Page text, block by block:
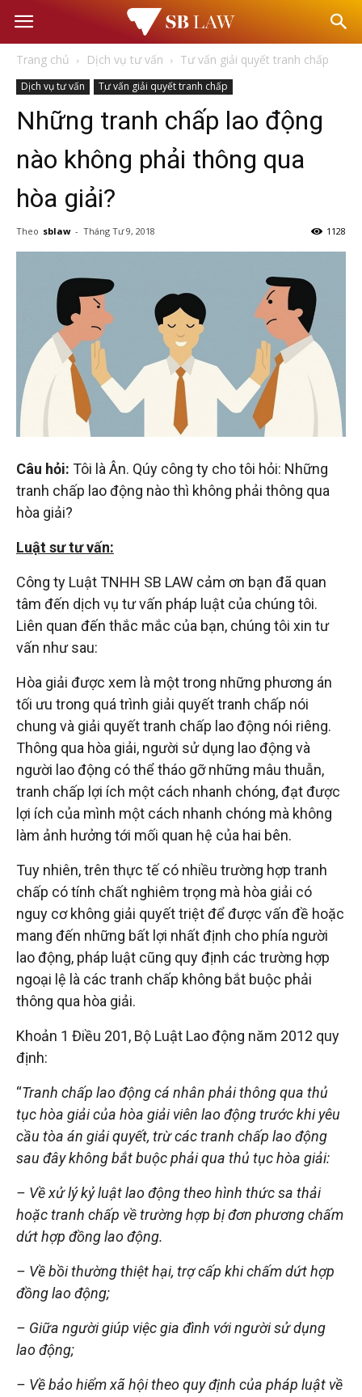
Văn
Luật
Đại
diện
hữu
Trang chủ Dịch vụ tư vấn Tư vấn giải quyết tranh chấp
Dịch vụ tư vấn Tư vấn giải quyết tranh chấp
Những tranh chấp lao động
nào không phải thông qua
hòa giải?
Theo sblaw - Tháng Tư 9, 2018 1128
Câu hỏi: Tôi là Ân. Qúy công ty cho tôi hỏi: Những
tranh chấp lao động nào thì không phải thông qua
hòa giải?
Luật sư tư vấn:
Công ty Luật TNHH SB LAW cảm ơn bạn đã quan
tâm đến dịch vụ tư vấn pháp luật của chúng tôi.
Liên quan đến thắc mắc của bạn, chúng tôi xin tư
vấn như sau:
Hòa giải được xem là một trong những phương án
tối ưu trong quá trình giải quyết tranh chấp nói
chung và giải quyết tranh chấp lao động nói riêng.
Thông qua hòa giải, người sử dụng lao động và
người lao động có thể tháo gỡ những mâu thuẫn,
tranh chấp lợi ích một cách nhanh chóng, đạt được
lợi ích của mình một cách nhanh chóng mà không
làm ảnh hưởng tới mối quan hệ của hai bên.
Tuy nhiên, trên thực tế có nhiều trường hợp tranh
chấp có tính chất nghiêm trọng mà hòa giải có
nguy cơ không giải quyết triệt để được vấn đề hoặc
mang đến những bất lợi nhất định cho phía người
lao động, pháp luật cũng quy định các trường hợp
ngoại lệ là các tranh chấp không bắt buộc phải
thông qua hòa giải.
Khoản 1 Điều 201, Bộ Luật Lao động năm 2012 quy
định:
“Tranh chấp lao động cá nhân phải thông qua thủ
tục hòa giải của hòa giải viên lao động trước khi yêu
cầu tòa án giải quyết, trừ các tranh chấp lao động
sau đây không bắt buộc phải qua thủ tục hòa giải:
– Về xử lý kỷ luật lao động theo hình thức sa thải
hoặc tranh chấp về trường hợp bị đơn phương chấm
dứt hợp đồng lao động.
– Về bồi thường thiệt hại, trợ cấp khi chấm dứt hợp
đồng lao động;
– Giữa người giúp việc gia đình với người sử dụng
lao động;
– Về bảo hiểm xã hội theo quy định của pháp luật về